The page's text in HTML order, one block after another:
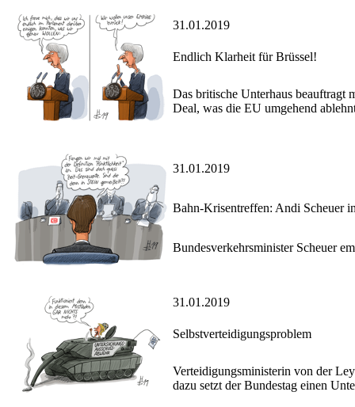
31.01.2019
Endlich Klarheit für Brüssel!
Das britische Unterhaus beauftragt
Deal, was die EU umgehend
31.01.2019
Bahn-Krisentreffen: Andi Scheuer
Bundesverkehrsminister Scheuer
31.01.2019
Selbstverteidigungsproblem
Verteidigungsministerin von der
dazu setzt der Bundestag einen